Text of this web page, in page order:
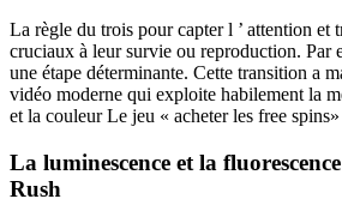
La règle du trois pour capter l ’ attention et
cruciaux à leur survie ou reproduction. Par
une étape déterminante. Cette transition a
vidéo moderne qui exploite habilement la
et la couleur Le jeu « acheter les free
La luminescence et la
Rush